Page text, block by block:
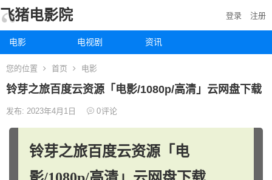
飞猪电影院
电影 电视剧 资讯
登录 注册
您的位置 首页 电影
铃芽之旅百度云资源「电影/1080p/高清」云网盘下载
发布: 2023年4月1日 0评论
铃芽之旅百度云资源「电